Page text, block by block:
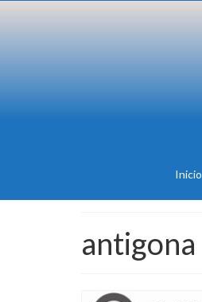
Inicio
antigona